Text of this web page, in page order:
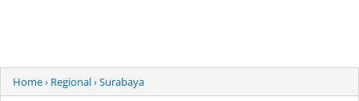
Home› Regional› Surabaya